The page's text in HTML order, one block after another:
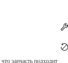
запчасть подходит